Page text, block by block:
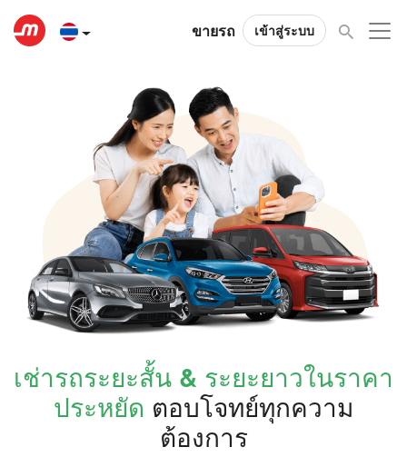
ขายรถ เข้าสู่ระบบ
เช่ารถระยะสั้น & ระยะยาวในราคา
ประหยัด ตอบโจทย์ทุกความ
ต้องการ